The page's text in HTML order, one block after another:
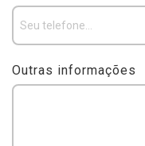
Outras informações